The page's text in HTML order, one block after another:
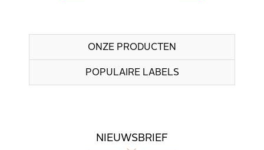
ONZE PRODUCTEN
POPULAIRE LABELS
NIEUWSBRIEF